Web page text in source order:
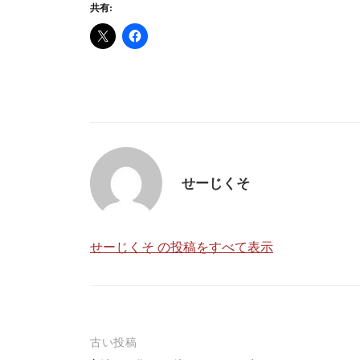
共有:
せーじくそ
せーじくそ の投稿をすべて表示
古い投稿